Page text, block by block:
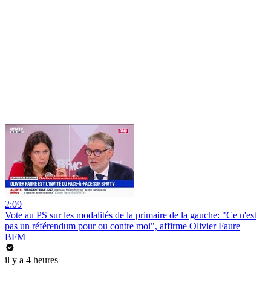
2:09
Vote au PS sur les modalités de la primaire de la gauche: "Ce n'est
pas un référendum pour ou contre moi", affirme Olivier Faure
BFM
il y a 4 heures